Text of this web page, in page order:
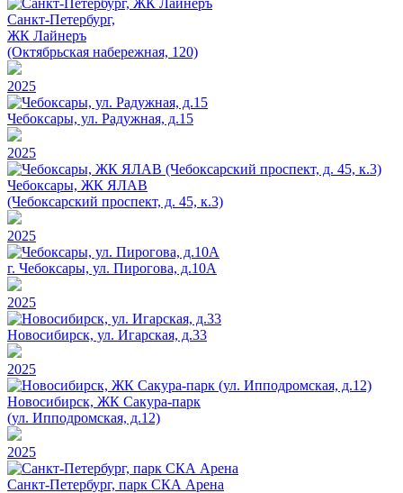
Санкт-Петербург,
ЖК Лайнеръ
(Октябрьская набережная, 120)
2025
Чебоксары, ул. Радужная, д.15
2025
Чебоксары, ЖК ЯЛАВ
(Чебоксарский проспект, д. 45, к.3)
2025
г. Чебоксары, ул. Пирогова, д.10А
2025
Новосибирск, ул. Игарская, д.33
2025
Новосибирск, ЖК Сакура-парк
(ул. Ипподромская, д.12)
2025
Санкт-Петербург, парк СКА Арена